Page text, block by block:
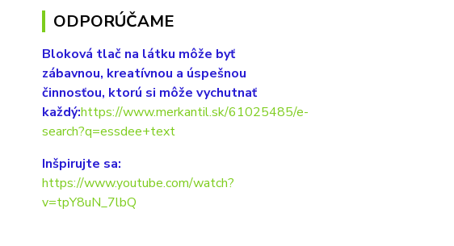
ODPORÚČAME
Bloková tlač na látku môže byť
zábavnou, kreatívnou a úspešnou
činnosťou, ktorú si môže vychutnať
každý:https://www.merkantil.sk/61025485/e-
search?q=essdee+text
Inšpirujte sa:
https://www.youtube.com/watch?
v=tpY8uN_7lbQ